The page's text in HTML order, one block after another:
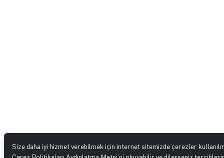
Size daha iyi hizmet verebilmek için internet sitemizde çerezler